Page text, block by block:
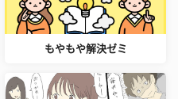
もやもや解決ゼミ